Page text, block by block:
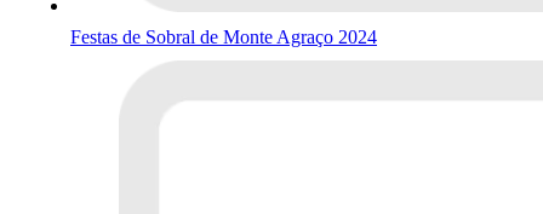
Festas de Sobral de Monte Agraço 2024